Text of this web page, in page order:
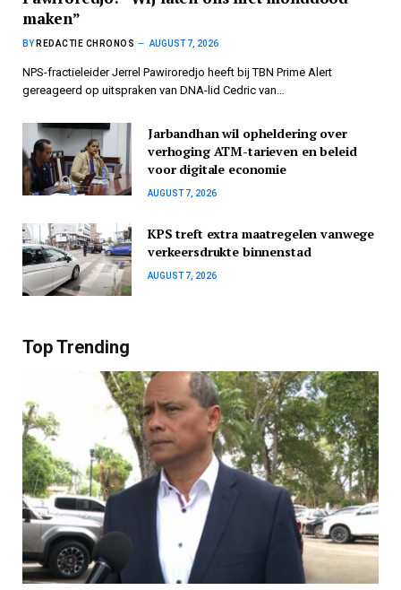
maken”
BY REDACTIE CHRONOS AUGUST 7, 2026
NPS-fractieleider Jerrel Pawiroredjo heeft bij TBN Prime Alert
gereageerd op uitspraken van DNA-lid Cedric van…
Jarbandhan wil opheldering over
verhoging ATM-tarieven en beleid
voor digitale economie
AUGUST 7, 2026
KPS treft extra maatregelen vanwege
verkeersdrukte binnenstad
AUGUST 7, 2026
Top Trending